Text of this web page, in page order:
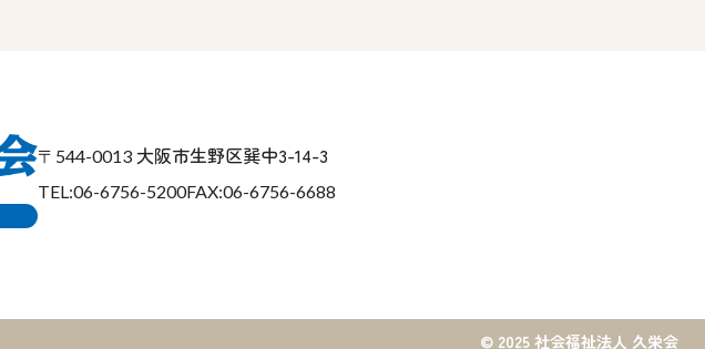
〒544-0013 大阪市生野区巽中3-14-3
TEL:06-6756-5200FAX:06-6756-6688
© 2025 社会福祉法人 久栄会